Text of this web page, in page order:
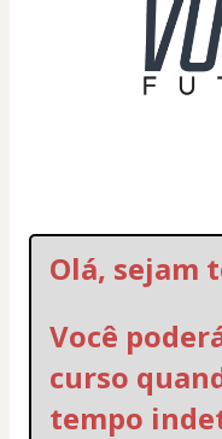
Olá, sejam
Você
curso
tempo